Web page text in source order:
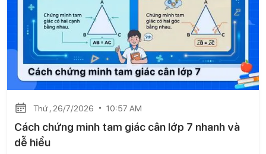
Thứ , 26/7/2026 10:57 AM
Cách chứng minh tam giác cân lớp 7 nhanh và
dễ hiểu